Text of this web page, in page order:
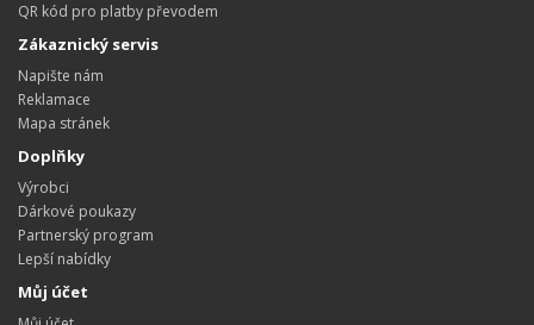
QR kód pro platby převodem
Zákaznický servis
Napište nám
Reklamace
Mapa stránek
Doplňky
Výrobci
Dárkové poukazy
Partnerský program
Lepší nabídky
Můj účet